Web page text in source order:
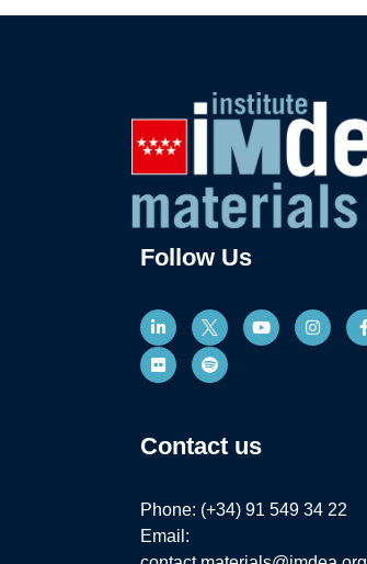
Follow Us
Contact us
Phone: (+34) 91 549 34 22
Email: